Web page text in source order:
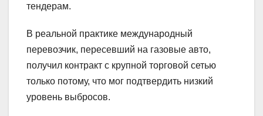
тендерам.
В реальной практике международный
перевозчик, пересевший на газовые авто,
получил контракт с крупной торговой сетью
только потому, что мог подтвердить низкий
уровень выбросов.